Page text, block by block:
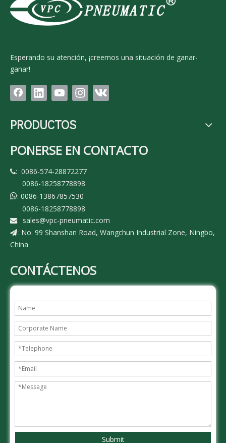
Esperando su atención, ¡creemos una situación de ganar-
ganar!
PRODUCTOS
PONERSE EN CONTACTO
: 0086-574-28872277
0086-18258778898
: 0086-13867857530
0086-18258778898
: sales@vpc-pneumatic.com
: No. 99 Shanshan Road, Wangchun Industrial Zone, Ningbo,
China
CONTÁCTENOS
Submit